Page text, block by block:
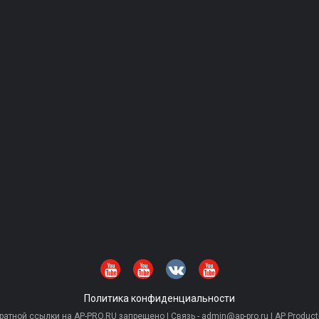
Политика конфиденциальности
ссылки на AP-PRO.RU запрещено | Связь - admin@ap-pro.ru | AP